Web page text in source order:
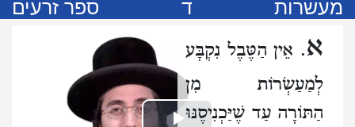
מעשרות ד ספר זרעים
א. אֵין הַטֶּבֶל נִקְבָּע
לְמַעַשְׂרוֹת מִן
הַתּוֹרָה עַד שֶׁיַּכְנִיסֶנּוּ